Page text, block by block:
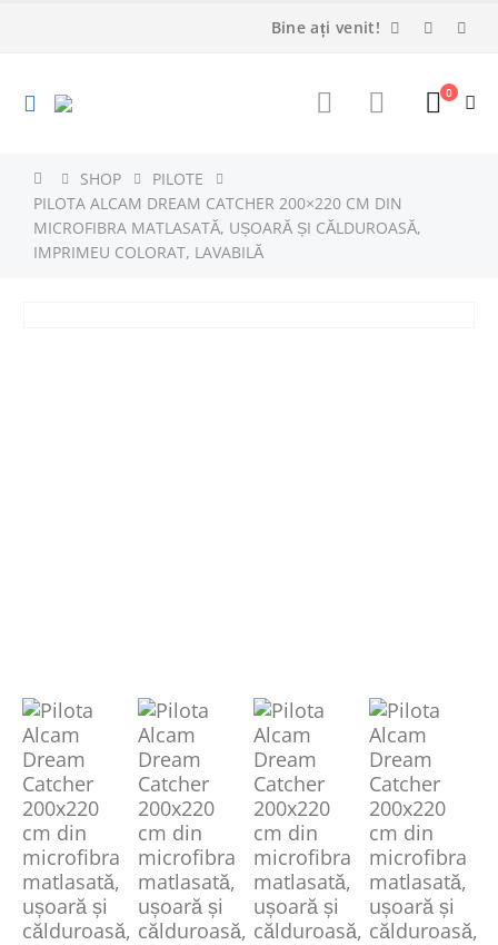
Bine ați venit!
0
SHOP
PILOTE
PILOTA ALCAM DREAM CATCHER 200×220 CM DIN
MICROFIBRA MATLASATĂ, UȘOARĂ ȘI CĂLDUROASĂ,
IMPRIMEU COLORAT, LAVABILĂ